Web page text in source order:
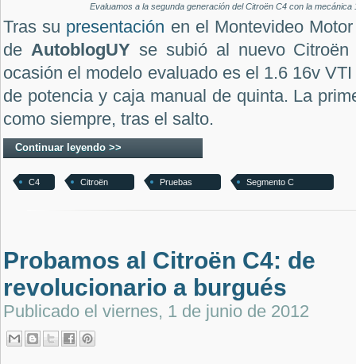
Evaluamos a la segunda generación del Citroën C4 con la mecánica
Tras su presentación en el Montevideo
de AutoblogUY se subió al nuevo
ocasión el modelo evaluado es el 1.6 16v
de potencia y caja manual de quinta. La
como siempre, tras el salto.
Continuar leyendo >>
C4 Citroën Pruebas Segmento C
Probamos al Citroën C4: de
revolucionario a burgués
Publicado el viernes, 1 de junio de 2012